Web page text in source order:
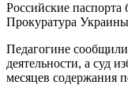
Российские
Прокуратура Украины
Педагогине
деятельности, а суд
месяцев содержания